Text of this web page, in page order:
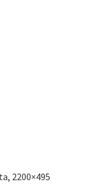
2200×495